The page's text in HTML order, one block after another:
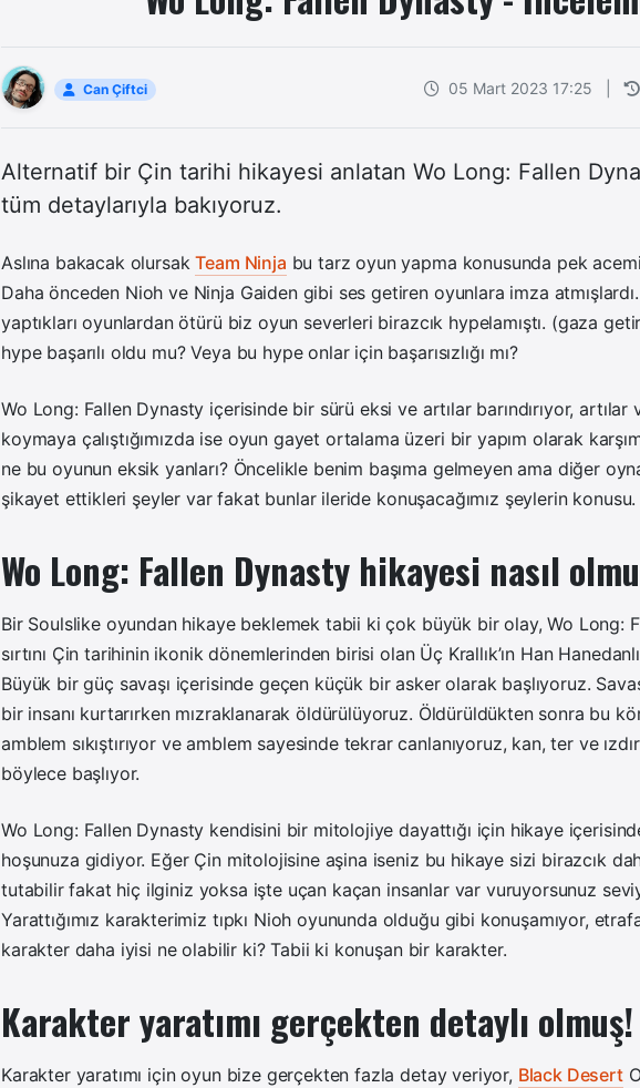
Can Çiftci 05 Mart 2023 17:25
Alternatif bir Çin tarihi hikayesi anlatan Wo Long: Fallen
tüm detaylarıyla bakıyoruz.
Aslına bakacak olursakTeam Ninja bu tarz oyun yapma konusunda pek
Daha önceden Nioh ve Ninja Gaiden gibi ses getiren oyunlara imza
yaptıkları oyunlardan ötürü biz oyun severleri birazcık hypelamıştı. (gaza
hype başarılı oldu mu? Veya bu hype onlar için başarısızlığı mı?
Wo Long: Fallen Dynasty içerisinde bir sürü eksi ve artılar barındırıyor, artılar
koymaya çalıştığımızda ise oyun gayet ortalama üzeri bir yapım olarak
ne bu oyunun eksik yanları? Öncelikle benim başıma gelmeyen ama diğer
şikayet ettikleri şeyler var fakat bunlar ileride konuşacağımız şeylerin konusu.
Wo Long: Fallen Dynasty hikayesi nasıl
Bir Soulslike oyundan hikaye beklemek tabii ki çok büyük bir olay, Wo Long:
sırtını Çin tarihinin ikonik dönemlerinden birisi olan Üç Krallık’ın Han
Büyük bir güç savaşı içerisinde geçen küçük bir asker olarak başlıyoruz.
bir insanı kurtarırken mızraklanarak öldürülüyoruz. Öldürüldükten sonra bu
amblem sıkıştırıyor ve amblem sayesinde tekrar canlanıyoruz, kan, ter ve
böylece başlıyor.
Wo Long: Fallen Dynasty kendisini bir mitolojiye dayattığı için hikaye
hoşunuza gidiyor. Eğer Çin mitolojisine aşina iseniz bu hikaye sizi birazcık
tutabilir fakat hiç ilginiz yoksa işte uçan kaçan insanlar var vuruyorsunuz
Yarattığımız karakterimiz tıpkı Nioh oyununda olduğu gibi konuşamıyor,
karakter daha iyisi ne olabilir ki? Tabii ki konuşan bir karakter.
Karakter yaratımı gerçekten detaylı olmuş!
Karakter yaratımı için oyun bize gerçekten fazla detay veriyor, Black Desert